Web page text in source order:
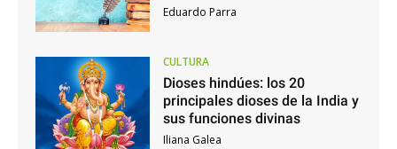
Eduardo Parra
CULTURA
Dioses hindúes: los 20
principales dioses de la India y
sus funciones divinas
Iliana Galea